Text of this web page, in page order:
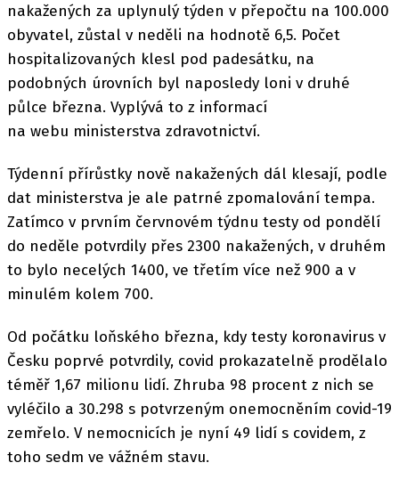
nakažených za uplynulý týden v přepočtu na 100.000
obyvatel, zůstal v neděli na hodnotě 6,5. Počet
hospitalizovaných klesl pod padesátku, na
podobných úrovních byl naposledy loni v druhé
půlce března. Vyplývá to z informací
na webu ministerstva zdravotnictví.
Týdenní přírůstky nově nakažených dál klesají, podle
dat ministerstva je ale patrné zpomalování tempa.
Zatímco v prvním červnovém týdnu testy od pondělí
do neděle potvrdily přes 2300 nakažených, v druhém
to bylo necelých 1400, ve třetím více než 900 a v
minulém kolem 700.
Od počátku loňského března, kdy testy koronavirus v
Česku poprvé potvrdily, covid prokazatelně prodělalo
téměř 1,67 milionu lidí. Zhruba 98 procent z nich se
vyléčilo a 30.298 s potvrzeným onemocněním covid-19
zemřelo. V nemocnicích je nyní 49 lidí s covidem, z
toho sedm ve vážném stavu.